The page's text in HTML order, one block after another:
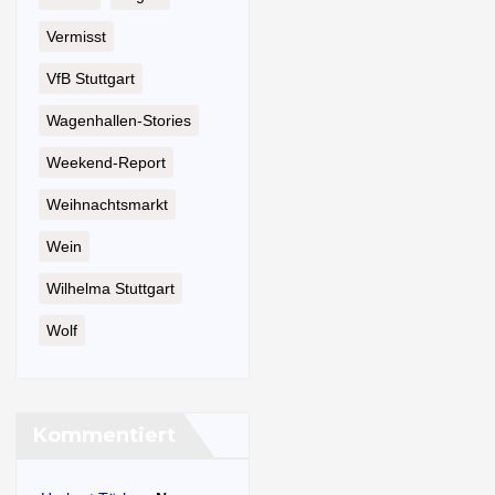
Vermisst
VfB Stuttgart
Wagenhallen-Stories
Weekend-Report
Weihnachtsmarkt
Wein
Wilhelma Stuttgart
Wolf